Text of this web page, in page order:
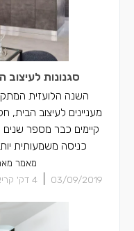
סגנונות לעיצוב
השנה הלועזית
מעניינים לעיצוב
קיימים כבר מספר
כניסה משמעותית
מאמר
03/09/2019
4 דק'